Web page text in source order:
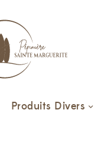
Produits Divers